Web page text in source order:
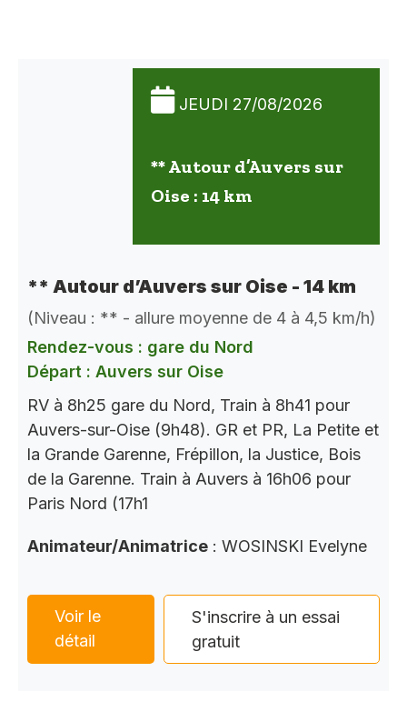
JEUDI 27/08/2026
** Autour d’Auvers sur
Oise : 14 km
** Autour d’Auvers sur Oise - 14 km
(Niveau : ** - allure moyenne de 4 à 4,5 km/h)
Rendez-vous : gare du Nord
Départ : Auvers sur Oise
RV à 8h25 gare du Nord, Train à 8h41 pour
Auvers-sur-Oise (9h48). GR et PR, La Petite et
la Grande Garenne, Frépillon, la Justice, Bois
de la Garenne. Train à Auvers à 16h06 pour
Paris Nord (17h1
Animateur/Animatrice : WOSINSKI Evelyne
Voir le
détail
S'inscrire à un essai
gratuit